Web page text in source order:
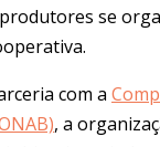
se
com a
, a